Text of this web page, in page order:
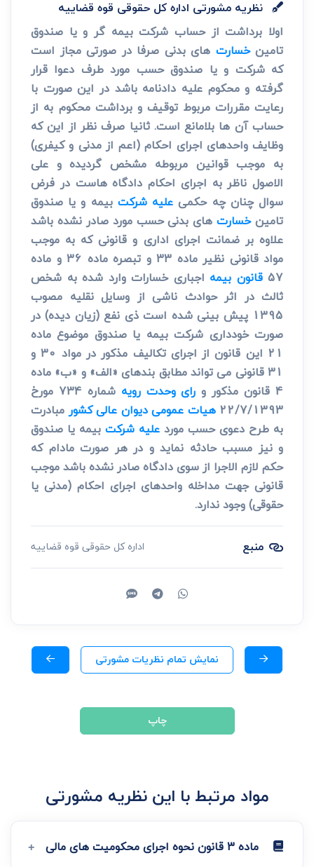
نظریه مشورتی اداره کل حقوقی قوه قضاییه
اولا برداشت از حساب شرکت بیمه گر و یا صندوق
تامینخسارت های بدنی صرفا در صورتی مجاز است
که شرکت و یا صندوق حسب مورد طرف دعوا قرار
گرفته و محکوم علیه دادنامه باشد در این صورت با
رعایت مقررات مربوط توقیف و برداشت محکوم به از
حساب آن ها بلامانع است. ثانیا صرف نظر از این که
وظایف واحدهای اجرای احکام (اعم از مدنی و کیفری)
به موجب قوانین مربوطه مشخص گردیده و علی
الاصول ناظر به اجرای احکام دادگاه هاست در فرض
سوال چنان چه حکمی علیه شرکت بیمه و یا صندوق
تامینخسارتهای بدنی حسب مورد صادر نشده باشد
علاوه بر ضمانت اجرای اداری و قانونی که به موجب
مواد قانونی نظیر ماده 33 و تبصره ماده 36 و ماده
57 قانون بیمه اجباری خسارات وارد شده به شخص
ثالث در اثر حوادث ناشی از وسایل نقلیه مصوب
1395 پیش بینی شده است ذی نفع (زیان دیده) در
صورت خودداری شرکت بیمه یا صندوق موضوع ماده
21 این قانون از اجرای تکالیف مذکور در مواد 30 و
31 قانونی می تواند مطابق بندهای «الف» و «ب» ماده
4 قانون مذکور و
رای وحدت رویه
شماره 734 مورخ
22/7/1393 هیات عمومی دیوان عالی کشورمبادرت
به طرح دعوی حسب مورد علیه شرکت بیمه یا صندوق
و نیز مسبب حادثه نماید و در هر صورت مادام که
حکم لازم الاجرا از سوی دادگاه صادر نشده باشد موجب
قانونی جهت مداخله واحدهای اجرای احکام (مدنی یا
حقوقی) وجود ندارد.
منبع اداره کل حقوقی قوه قضاییه
نمایش تمام نظریات مشورتی
چاپ
مواد مرتبط با این نظریه مشورتی
ماده 3 قانون نحوه اجرای محکومیت های مالی